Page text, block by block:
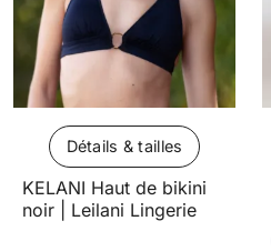
Détails & tailles
KELANI Haut de bikini
noir | Leilani Lingerie